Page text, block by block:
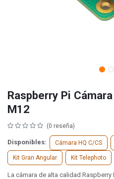
Raspberry Pi
M12
(0 reseña)
Disponibles: Cámara HQ C/CS
Kit Gran Angular Kit Telephoto
La cámara de alta calidad